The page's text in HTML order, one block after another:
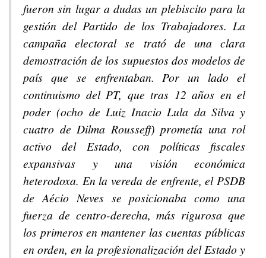
fueron sin lugar a dudas un plebiscito para la
gestión del Partido de los Trabajadores. La
campaña electoral se trató de una clara
demostración de los supuestos dos modelos de
país que se enfrentaban. Por un lado el
continuismo del PT, que tras 12 años en el
poder (ocho de Luiz Inacio Lula da Silva y
cuatro de Dilma Rousseff) prometía una rol
activo del Estado, con políticas fiscales
expansivas y una visión económica
heterodoxa. En la vereda de enfrente, el PSDB
de Aécio Neves se posicionaba como una
fuerza de centro-derecha, más rigurosa que
los primeros en mantener las cuentas públicas
en orden, en la profesionalización del Estado y